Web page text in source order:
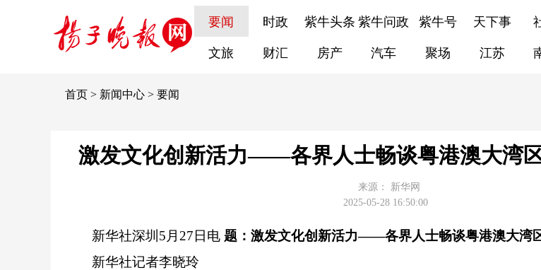
要闻 时政 紫牛头条 紫牛问政 紫牛号 天下事
文旅 财汇 房产 汽车 聚场 江苏
首页 > 新闻中心 > 要闻
激发文化创新活力——各界人士畅谈粤港澳大湾
来源：
新华网
2025-05-28 16:50:00
新华社深圳5月27日电 题：激发文化创新活力——各界人士畅谈粤港澳大湾
新华社记者李晓玲